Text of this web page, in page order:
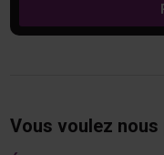
Vous voulez